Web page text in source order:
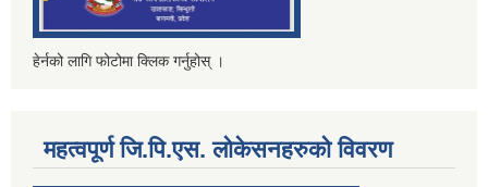
हेर्नको लागि फोटोमा क्लिक गर्नुहोस् ।
महत्वपूर्ण जि.पि.एस. लोकेसनहरुको विवरण